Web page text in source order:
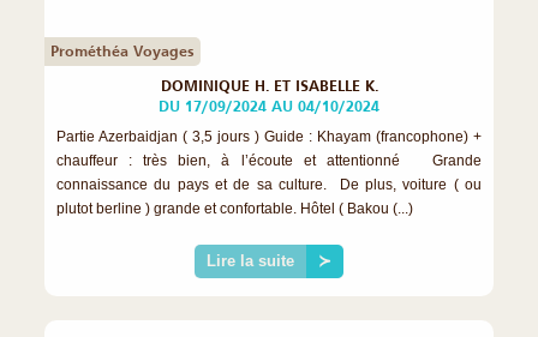
Prométhéa Voyages
DOMINIQUE H. ET ISABELLE K.
DU 17/09/2024 AU 04/10/2024
Partie Azerbaidjan ( 3,5 jours ) Guide : Khayam (francophone) +
chauffeur : très bien, à l’écoute et attentionné Grande
connaissance du pays et de sa culture. De plus, voiture ( ou
plutot berline ) grande et confortable. Hôtel ( Bakou (...)
Lire la suite ≻